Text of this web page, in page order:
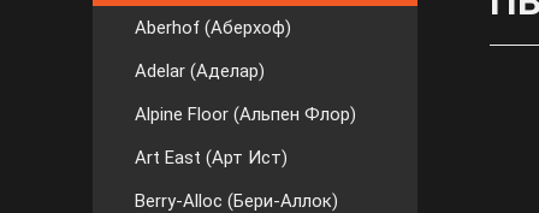
Aberhof (Аберхоф)
Adelar (Аделар)
Alpine Floor (Альпен Флор)
Art East (Арт Ист)
Berry-Alloc (Бери-Аллок)